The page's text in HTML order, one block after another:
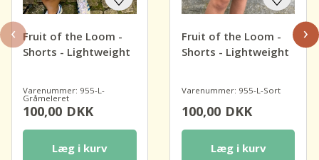
Fruit of the Loom -
Shorts - Lightweight
Varenummer: 955-L-
Gråmeleret
100,00DKK
Læg i kurv
Fruit of the Loom -
Shorts - Lightweight
Varenummer: 955-L-Sort
100,00DKK
Læg i kurv
‹ ›